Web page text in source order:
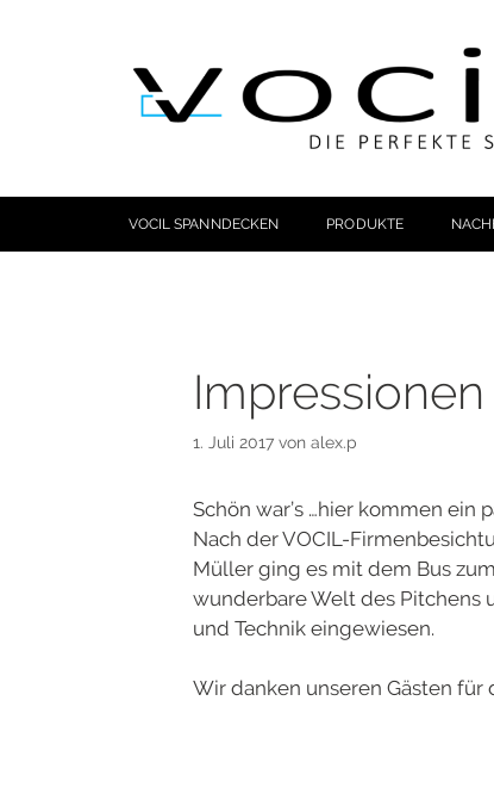
VOCIL SPANNDECKEN PRODUKTE
1. Juli 2017 von alex.p
Schön war’s …hier kommen ein
Nach der VOCIL-
Müller ging es mit dem Bus
wunderbare Welt des Pitchens
und Technik eingewiesen.
Wir danken unseren Gästen für